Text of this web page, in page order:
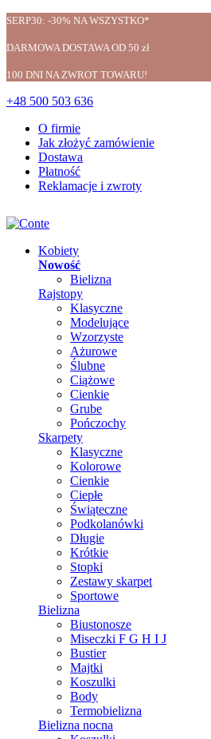
SERP30: -30% NA WSZYSTKO*
DARMOWA DOSTAWA OD 50 zł
100 DNI NA ZWROT TOWARU!
+48 500 503 636
O firmie
Jak złożyć zamówienie
Dostawa
Płatność
Reklamacje i zwroty
Kobiety
Nowość
Bielizna
Rajstopy
Klasyczne
Modelujące
Wzorzyste
Ażurowe
Ślubne
Ciążowe
Cienkie
Grube
Pończochy
Skarpety
Klasyczne
Kolorowe
Cienkie
Ciepłe
Świąteczne
Podkolanówki
Długie
Krótkie
Stopki
Zestawy skarpet
Sportowe
Bielizna
Biustonosze
Miseczki F G H I J
Bustier
Majtki
Koszulki
Body
Termobielizna
Bielizna nocna